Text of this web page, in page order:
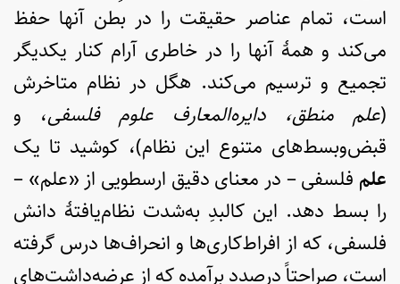
است، تمام عناصر حقیقت را در بطن آنها حفظ
می‌کند و همۀ آنها را در خاطری آرام کنار یکدیگر
تجمیع و ترسیم می‌کند. هگل در نظام متاخرش
(علم منطق، دایره‌المعارف علوم فلسفی، و
قبض‌وبسط‌های متنوع این نظام)، کوشید تا یک
علم فلسفی – در معنای دقیق ارسطویی از «علم» –
را بسط دهد. این کالبدِ به‌شدت نظام‌یافتۀ دانش
فلسفی، که از افراط‌کاری‌ها و انحراف‌ها درس گرفته
است، صراحتاً درصدد برآمده که از عرضه‌داشت‌های